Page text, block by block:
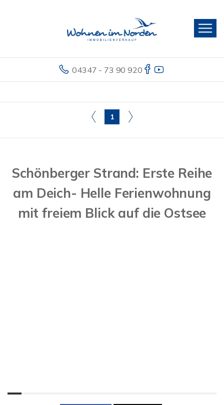
04347 - 73 90 920
1
Schönberger Strand: Erste Reihe
am Deich- Helle Ferienwohnung
mit freiem Blick auf die Ostsee